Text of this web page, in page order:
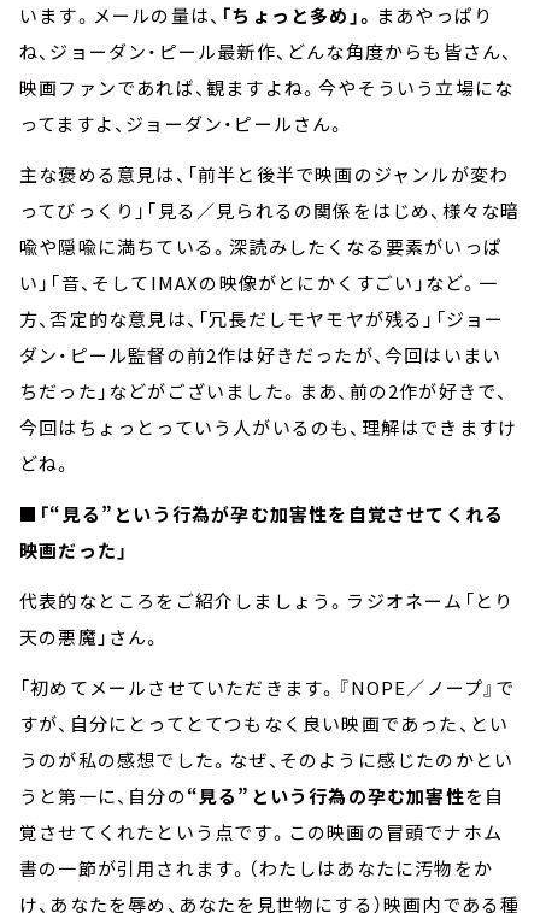
います。メールの量は、 「ちょっと多め」。 まあやっぱり
ね、ジョーダン・ピール最新作、どんな角度からも皆さん、
映画ファンであれば、観ますよね。今やそういう立場にな
ってますよ、ジョーダン・ピールさん。
主な褒める意見は、「前半と後半で映画のジャンルが変わ
ってびっくり」「見る／見られるの関係をはじめ、様々な暗
喩や隠喩に満ちている。深読みしたくなる要素がいっぱ
い」「音、そしてIMAXの映像がとにかくすごい」など。一
方、否定的な意見は、「冗長だしモヤモヤが残る」「ジョー
ダン・ピール監督の前2作は好きだったが、今回はいまい
ちだった」などがございました。まあ、前の2作が好きで、
今回はちょっとっていう人がいるのも、理解はできますけ
どね。
■「“見る”という行為が孕む加害性を自覚させてくれる
映画だった」
代表的なところをご紹介しましょう。ラジオネーム「とり
天の悪魔」さん。
「初めてメールさせていただきます。『NOPE／ノープ』で
すが、自分にとってとてつもなく良い映画であった、とい
うのが私の感想でした。なぜ、そのように感じたのかとい
うと第一に、自分の“見る”という行為の孕む加害性を自
覚させてくれたという点です。この映画の冒頭でナホム
書の一節が引用されます。（わたしはあなたに汚物をか
け、あなたを辱め、あなたを見世物にする）映画内である種